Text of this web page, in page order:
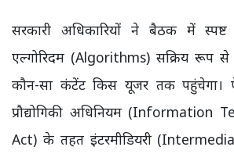
सरकारी अधिकारियों ने बैठक में
एल्गोरिदम (Algorithms) सक्रिय रूप
कौन-सा कंटेंट किस यूजर तक पहुंचेगा।
प्रौद्योगिकी अधिनियम (Information
Act) के तहत इंटरमीडियरी